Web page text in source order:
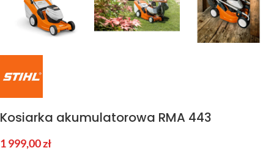
Kosiarka akumulatorowa RMA 443
1 999,00zł